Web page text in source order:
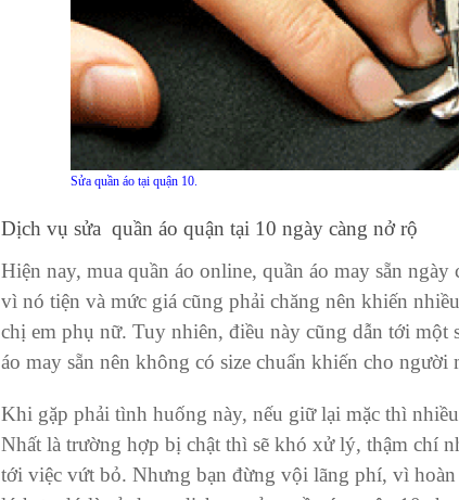
Sửa quần áo tại quận 10.
Dịch vụ sửa quần áo quận tại 10 ngày càng nở rộ
Hiện nay, mua quần áo online, quần áo may sẵn ngày
vì nó tiện và mức giá cũng phải chăng nên khiến
chị em phụ nữ. Tuy nhiên, điều này cũng dẫn tới một
áo may sẵn nên không có size chuẩn khiến cho người
Khi gặp phải tình huống này, nếu giữ lại mặc thì
Nhất là trường hợp bị chật thì sẽ khó xử lý, thậm chí
tới việc vứt bỏ. Nhưng bạn đừng vội lãng phí, vì hoàn